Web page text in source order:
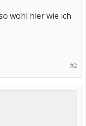
wohl hier wie ich
#2